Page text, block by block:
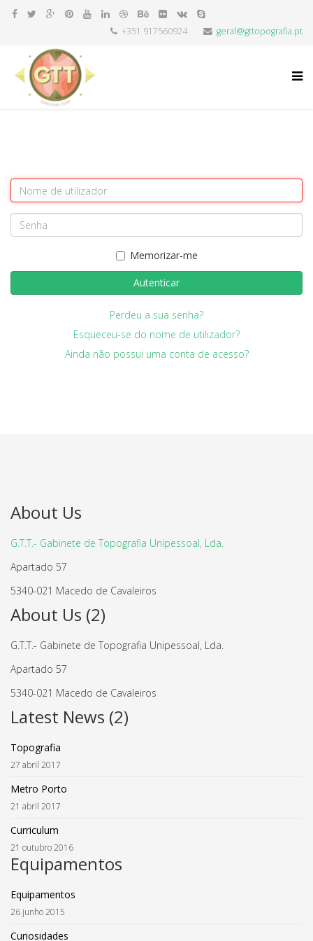
+351 917560924 geral@gttopografia.pt
Memorizar-me
Autenticar
Perdeu a sua senha?
Esqueceu-se do nome de utilizador?
Ainda não possui uma conta de acesso?
About Us
G.T.T.- Gabinete de Topografia Unipessoal, Lda.
Apartado 57
5340-021 Macedo de Cavaleiros
About Us (2)
G.T.T.- Gabinete de Topografia Unipessoal, Lda.
Apartado 57
5340-021 Macedo de Cavaleiros
Latest News (2)
Topografia
27 abril 2017
Metro Porto
21 abril 2017
Curriculum
21 outubro 2016
Equipamentos
Equipamentos
26 junho 2015
Curiosidades